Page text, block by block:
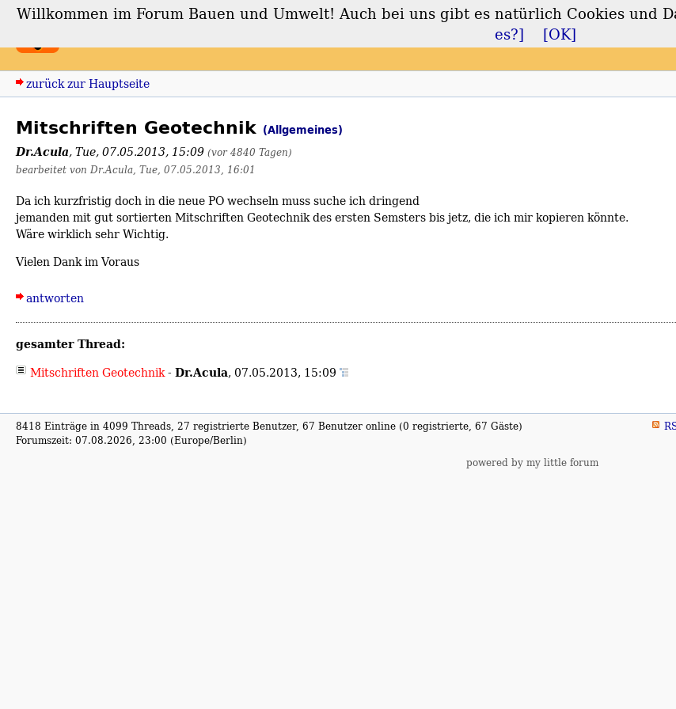
Forum Bauen und Umwelt
zurück zur Hauptseite
Mitschriften Geotechnik (Allgemeines)
Dr.Acula,Tue, 07.05.2013, 15:09 (vor 4840 Tagen)
bearbeitet von Dr.Acula, Tue, 07.05.2013, 16:01
Da ich kurzfristig doch in die neue PO wechseln muss suche ich dringend
jemanden mit gut sortierten Mitschriften Geotechnik des ersten Semsters bis jetz, die ich mir kopieren könnte.
Wäre wirklich sehr Wichtig.
Vielen Dank im Voraus
antworten
gesamter Thread:
Mitschriften Geotechnik- Dr.Acula, 07.05.2013, 15:09
8418 Einträge in 4099 Threads, 27 registrierte Benutzer, 67 Benutzer online (0 registrierte, 67 Gäste)
Forumszeit: 07.08.2026, 23:00 (Europe/Berlin)
powered by my little forum
Willkommen im Forum Bauen und Umwelt! Auch bei uns gibt es natürlich Cookies und
es?]
[OK]